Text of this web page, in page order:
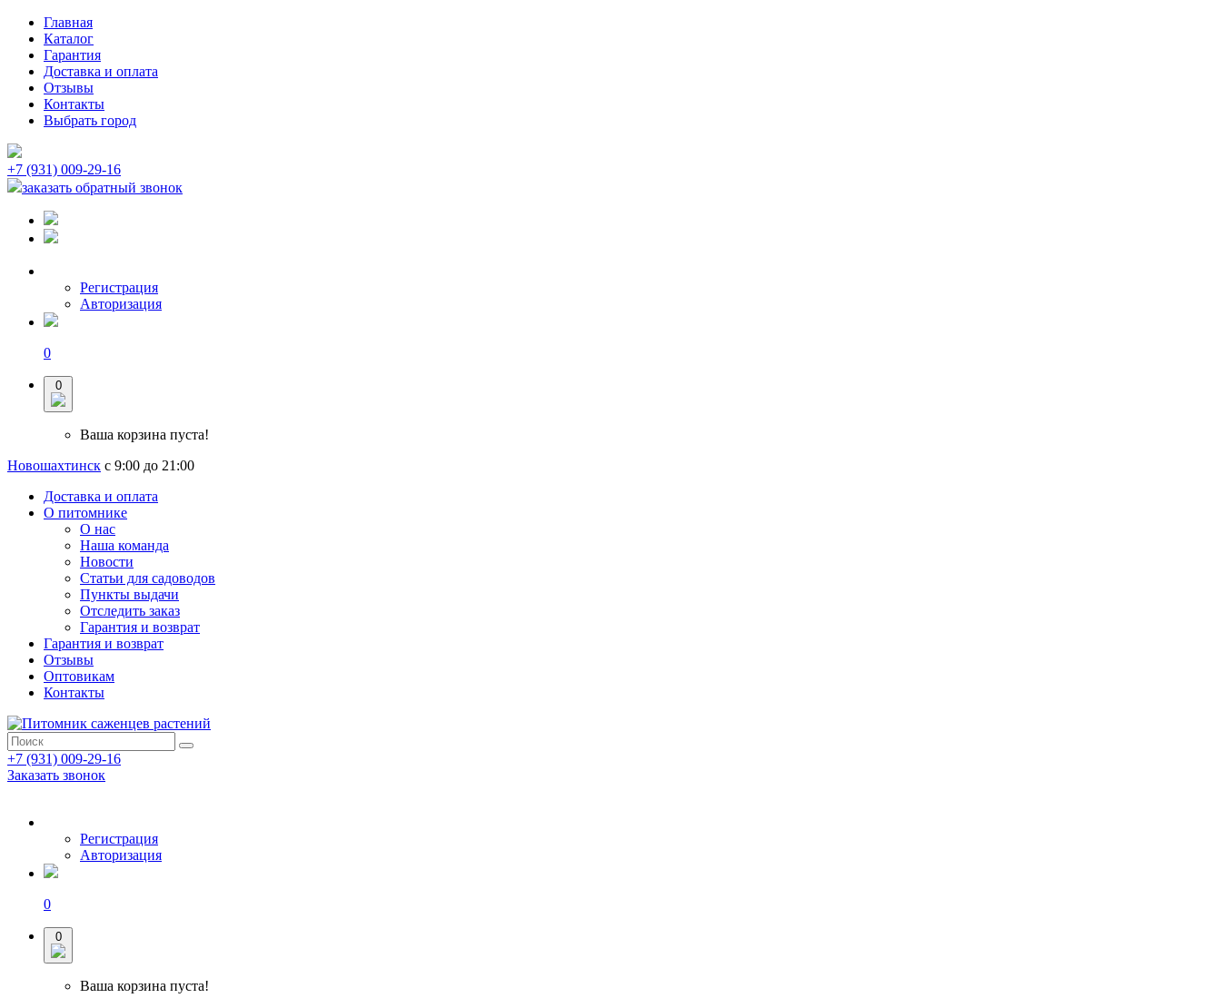
Главная
Каталог
Гарантия
Доставка и оплата
Отзывы
Контакты
Выбрать город
+7 (931) 009-29-16
заказать обратный звонок
Регистрация
Авторизация
0
0
Ваша корзина пуста!
Новошахтинск с 9:00 до 21:00
Доставка и оплата
О питомнике
О нас
Наша команда
Новости
Статьи для садоводов
Пункты выдачи
Отследить заказ
Гарантия и возврат
Гарантия и возврат
Отзывы
Оптовикам
Контакты
+7 (931) 009-29-16
Заказать звонок
Регистрация
Авторизация
0
0
Ваша корзина пуста!